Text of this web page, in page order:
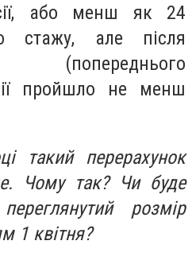
або менш як 24
стажу, але після
пройшло не менш
такий перерахунок
Чому так? Чи буде
розмір
1 квітня?